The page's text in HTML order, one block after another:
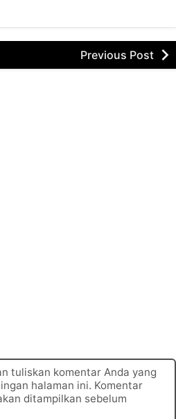
Previous Post
tuliskan komentar Anda yang
halaman ini. Komentar
ditampilkan sebelum